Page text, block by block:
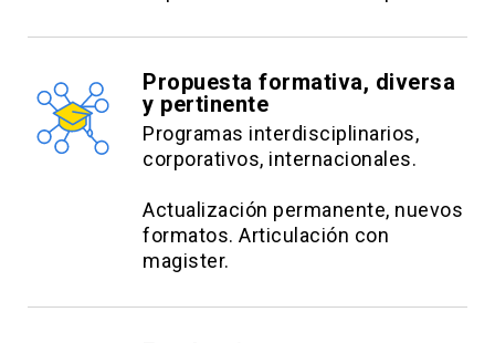
Propuesta formativa, diversa
y pertinente
Programas interdisciplinarios,
corporativos, internacionales.
Actualización permanente, nuevos
formatos. Articulación con
magister.